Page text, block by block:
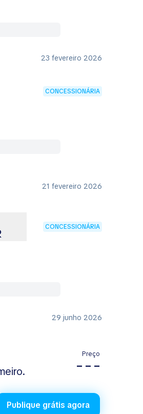
23 fevereiro 2026
CONCESSIONÁRIA
21 fevereiro 2026
CONCESSIONÁRIA
29 junho 2026
Preço
– – –
Publique grátis agora